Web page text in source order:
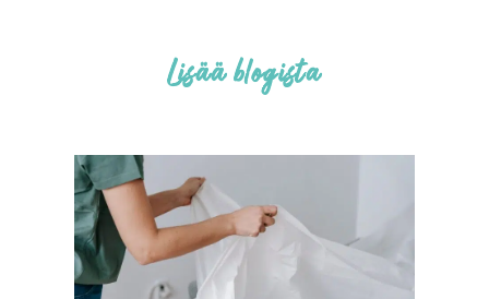
Lisää blogista